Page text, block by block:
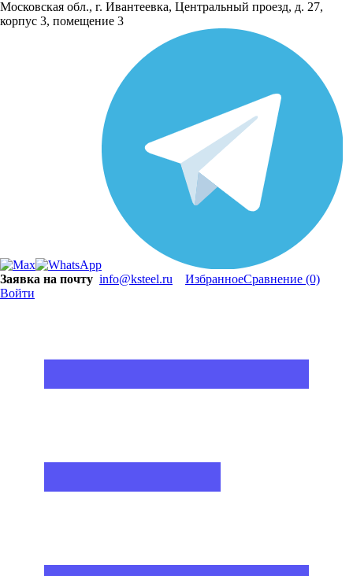
Московская обл., г. Ивантеевка, Центральный проезд, д. 27,
корпус 3, помещение 3
Заявка на почту info@ksteel.ru ИзбранноеСравнение (0)
Войти